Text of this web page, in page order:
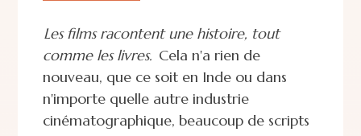
Les films racontent une histoire, tout
comme les livres. Cela n'a rien de
nouveau, que ce soit en Inde ou dans
n'importe quelle autre industrie
cinématographique, beaucoup de scripts